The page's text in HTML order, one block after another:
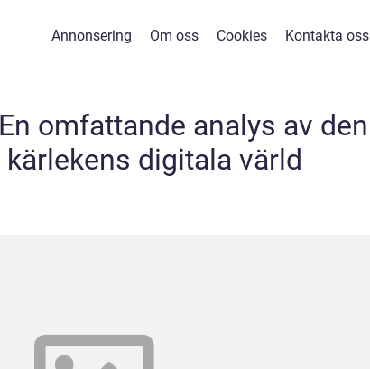
Annonsering Om oss Cookies Kontakta oss
omfattande analys av den
digitala värld